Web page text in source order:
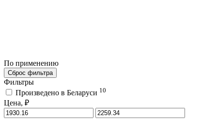
По применению
Сброс фильтра
Фильтры
Произведено в Беларуси 10
Цена, ₽